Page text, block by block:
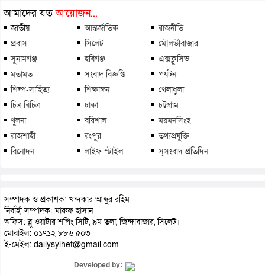
আমাদের যতআয়োজন...
জাতীয় আন্তর্জাতিক
রাজনীতি
প্রবাস
সিলেট
মৌলভীবাজার
সুনামগঞ্জ
হবিগঞ্জ
এক্সক্লুসিভ
মতামত
সংবাদ বিজ্ঞপ্তি
পর্যটন
শিল্প-সাহিত্য
শিক্ষাঙ্গন
খেলাধুলা
চিত্র বিচিত্র
ঢাকা
চট্টগ্রাম
খুলনা
বরিশাল
ময়মনসিংহ
রাজশাহী
রংপুর
তথ্যপ্রযুক্তি
বিনোদন
লাইফ স্টাইল সুসংবাদ প্রতিদিন
সম্পাদক ও প্রকাশক: খন্দকার আব্দুর রহিম
নির্বাহী সম্পাদক: মারুফ হাসান
অফিস: ব্লু ওয়াটার শপিং সিটি, ৯ম তলা, জিন্দাবাজার, সিলেট।
মোবাইল: ০১৭১২ ৮৮৬ ৫০৩
ই-মেইল: dailysylhet@gmail.com
Developed by: